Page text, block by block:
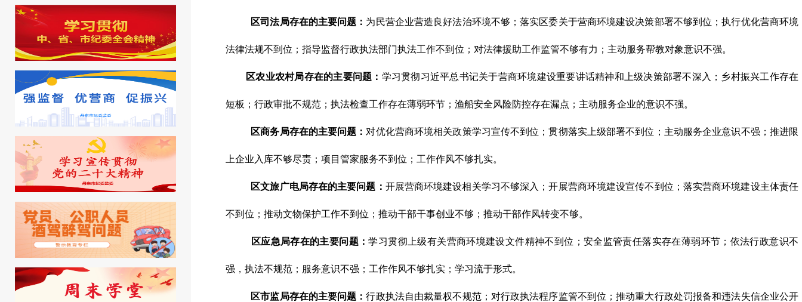
区司法局存在的主要问题 ： 为民营企业营造良好法治环境不够；落实区委关于营商环境建设决策部署不够到位；执行优化营商环境
法律法规不到位；指导监督行政执法部门执法工作不到位；对法律援助工作监管不够有力；主动服务帮教对象意识不强。
区农业农村局存在的主要问题 ： 学习贯彻习近平总书记关于营商环境建设重要讲话精神和上级决策部署不深入；乡村振兴工作存在
短板；行政审批不规范；执法检查工作存在薄弱环节；渔船安全风险防控存在漏点；主动服务企业的意识不强。
区商务局存在的主要问题 ： 对优化营商环境相关政策学习宣传不到位；贯彻落实上级部署不到位；主动服务企业意识不强；推进限
上企业入库不够尽责；项目管家服务不到位；工作作风不够扎实。
区文旅广电局存在的主要问题 ： 开展营商环境建设相关学习不够深入；开展营商环境建设宣传不到位；落实营商环境建设主体责任
不到位；推动文物保护工作不到位；推动干部干事创业不够；推动干部作风转变不够。
区应急局存在的主要问题 ：学习贯彻上级有关营商环境建设文件精神不到位；安全监管责任落实存在薄弱环节；依法行政意识不
强，执法不规范；服务意识不强；工作作风不够扎实；学习流于形式。
区市监局存在的主要问题 ：行政执法自由裁量权不规范；对行政执法程序监管不到位；推动重大行政处罚报备和违法失信企业公开